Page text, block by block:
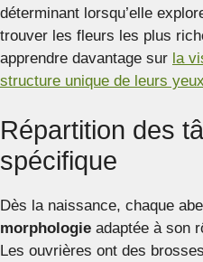
déterminant lorsqu’elle
trouver les fleurs les plus
apprendre davantage sur la
structure unique de leurs yeux
Répartition des
spécifique
Dès la naissance, chaque
morphologie adaptée à son
Les ouvrières ont des